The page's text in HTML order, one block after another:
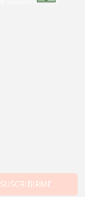
SUSCRIBIRME